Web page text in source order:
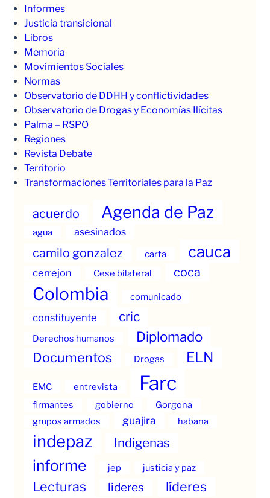
Informes
Justicia transicional
Libros
Memoria
Movimientos Sociales
Normas
Observatorio de DDHH y conflictividades
Observatorio de Drogas y Economías Ilícitas
Palma – RSPO
Regiones
Revista Debate
Territorio
Transformaciones Territoriales para la Paz
acuerdo Agenda de Paz
agua asesinados
camilo gonzalez carta cauca
cerrejon Cese bilateral coca
Colombia comunicado
constituyente cric
Derechos humanos Diplomado
Documentos Drogas ELN
EMC entrevista Farc
firmantes gobierno
Gorgona
grupos armados
guajira habana
indepaz Indigenas
informe jep justicia y paz
Lecturas lideres líderes